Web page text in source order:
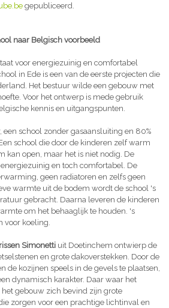
gepubliceerd.
naar Belgisch voorbeeld
voor energiezuinig en comfortabel
in Ede is een van de eerste projecten die
Het bestuur wilde een gebouw met
Voor het ontwerp is mede gebruik
kennis en uitgangspunten.
school zonder gasaansluiting en 80%
school die door de kinderen zelf warm
kan open, maar het is niet nodig. De
en toch comfortabel. De
geen radiatoren en zelfs geen
warmte uit de bodem wordt de school 's
gebracht. Daarna leveren de kinderen
om het behaaglijk te houden. 's
voor koeling.
Simonetti uit Doetinchem ontwierp de
en grote dakoverstekken. Door de
de kozijnen speels in de gevels te plaatsen,
dynamisch karakter. Daar waar het
gebouw zich bevind zijn grote
zorgen voor een prachtige lichtinval en